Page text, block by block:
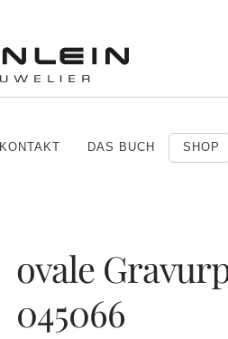
KONTAKT DAS BUCH SHOP
ovale
045066